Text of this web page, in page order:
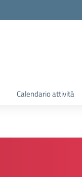
Calendario attività